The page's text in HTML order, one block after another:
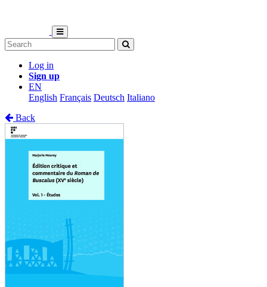
Log in
Sign up
EN
English Français Deutsch Italiano
Back